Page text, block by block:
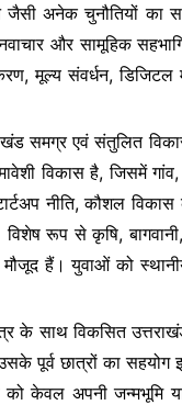
जैसी अनेक चुनौतियों
और सामूहिक
मूल्य संवर्धन, डिजिटल
समग्र एवं संतुलित
विकास है, जिसमें
नीति, कौशल
रूप से कृषि,
मौजूद हैं। युवाओं को
के साथ विकसित
पूर्व छात्रों का
को केवल अपनी